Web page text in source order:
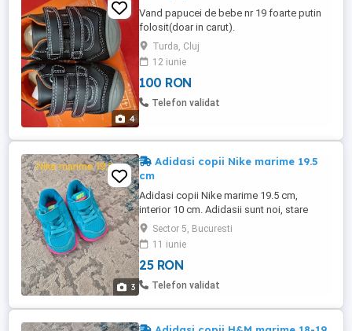
4
Vand papucei de bebe nr 19 foarte putin
folosit(doar in carut).
Turda, Cluj
12 iunie
100 RON
Telefon validat
3
Adidasi copii Nike marime 19.5
cm
Adidasi copii Nike marime 19.5 cm,
interior 10 cm. Adidasii sunt noi, stare
foarte buna. Livrez si in tara. Pentru mai
multe detalii nu ezitati sa ma contactati !
Sector 5, Bucuresti
11 iunie
25 RON
Telefon validat